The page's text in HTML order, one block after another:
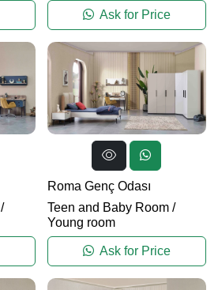
Ask for Price
/
Roma Genç Odası
Teen and Baby Room/
Young room
Ask for Price